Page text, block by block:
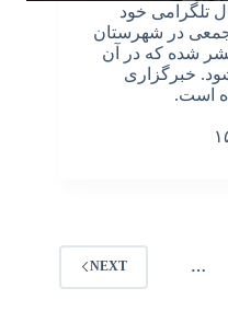
تلگرامی خود
جمعی در شهرستان
شده که در آن
خبرگزاری
است.
…
NEXT